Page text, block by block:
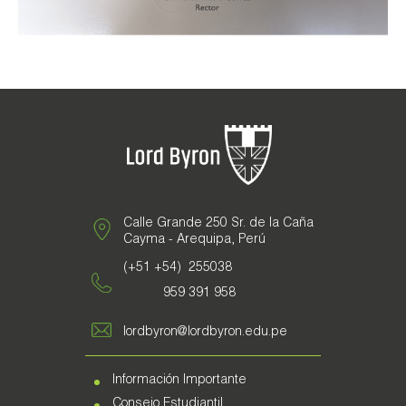
Documentarios
Calle Grande 250 Sr. de la Caña
Cayma - Arequipa, Perú
(+51 +54) 255038
959 391 958
lordbyron@lordbyron.edu.pe
Información Importante